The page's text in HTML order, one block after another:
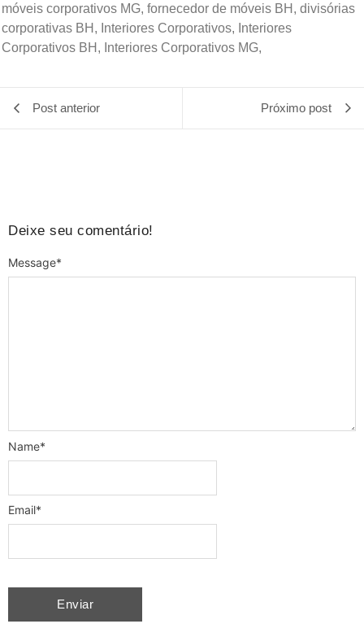
móveis corporativos MG, fornecedor de móveis BH, divisórias
corporativas BH, Interiores Corporativos, Interiores
Corporativos BH, Interiores Corporativos MG,
Post anterior Próximo post
Deixe seu comentário!
Message*
Name*
Email*